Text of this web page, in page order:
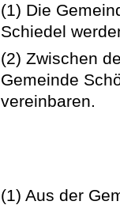
(1) Die
Schiedel
(2) Zwischen
Gemeinde
vereinbaren.
(1) Aus der